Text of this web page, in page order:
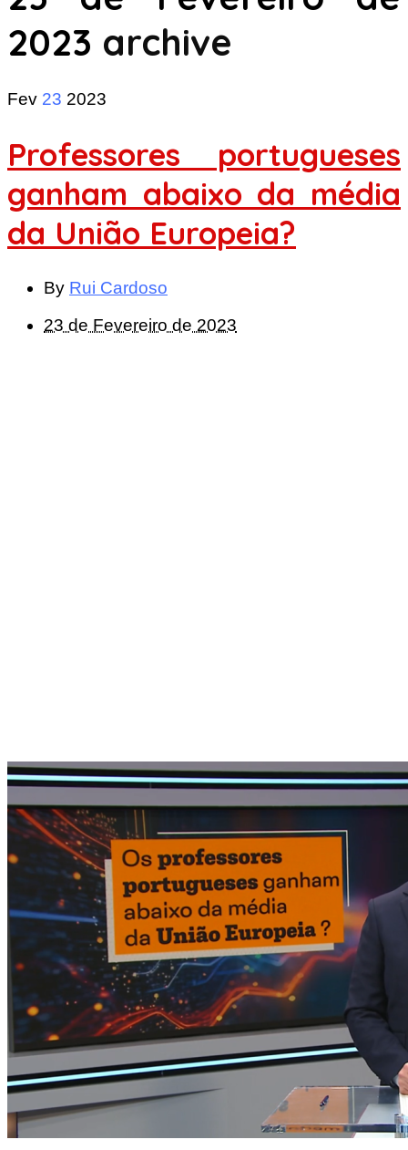
2023 archive
Fev 23 2023
Professores portugueses
ganham abaixo da média
da União Europeia?
By Rui Cardoso
23 de Fevereiro de 2023